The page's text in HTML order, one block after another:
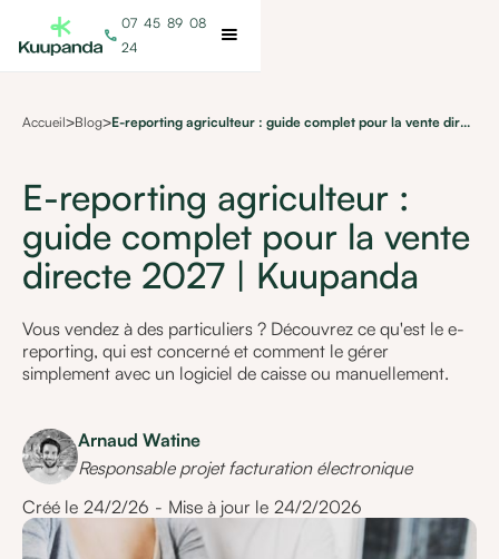
call
07 45 89 08
24
Accueil>Blog> E-reporting agriculteur : guide complet pour la vente directe 2027 | Kuupanda
E-reporting agriculteur :
guide complet pour la vente
directe 2027 | Kuupanda
Vous vendez à des particuliers ? Découvrez ce qu'est le e-
reporting, qui est concerné et comment le gérer
simplement avec un logiciel de caisse ou manuellement.
Arnaud Watine
Responsable projet facturation électronique
Créé le 24/2/26 - Mise à jour le 24/2/2026